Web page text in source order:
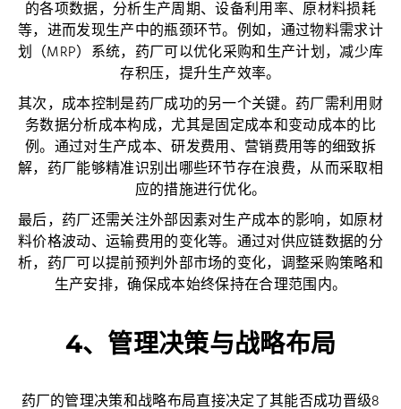
的各项数据，分析生产周期、设备利用率、原材料损耗
等，进而发现生产中的瓶颈环节。例如，通过物料需求计
划（MRP）系统，药厂可以优化采购和生产计划，减少库
存积压，提升生产效率。
其次，成本控制是药厂成功的另一个关键。药厂需利用财
务数据分析成本构成，尤其是固定成本和变动成本的比
例。通过对生产成本、研发费用、营销费用等的细致拆
解，药厂能够精准识别出哪些环节存在浪费，从而采取相
应的措施进行优化。
最后，药厂还需关注外部因素对生产成本的影响，如原材
料价格波动、运输费用的变化等。通过对供应链数据的分
析，药厂可以提前预判外部市场的变化，调整采购策略和
生产安排，确保成本始终保持在合理范围内。
4、管理决策与战略布局
药厂的管理决策和战略布局直接决定了其能否成功晋级8